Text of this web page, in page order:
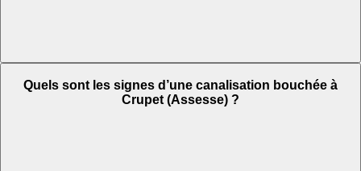
Quels sont les signes d’une canalisation bouchée à
Crupet (Assesse) ?